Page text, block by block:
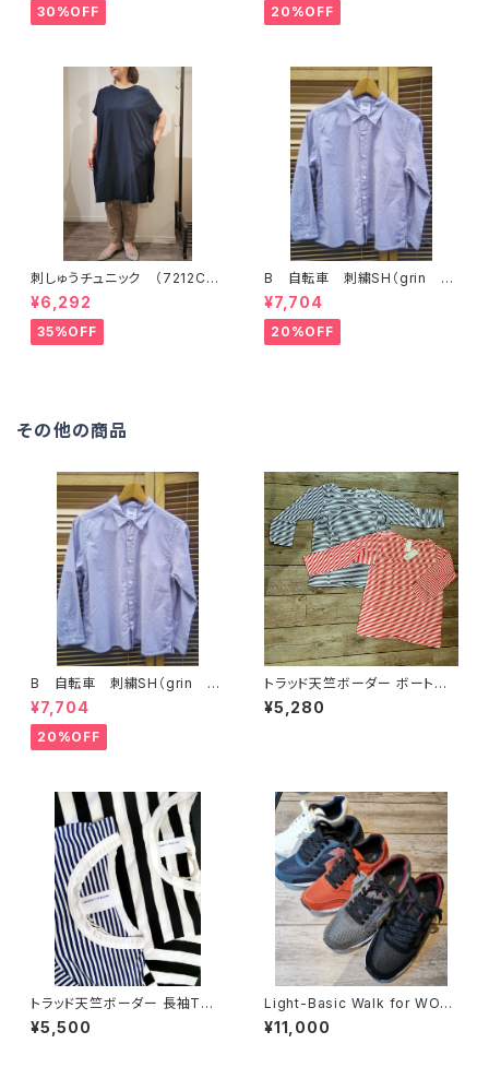
30%OFF 20%OFF
刺しゅうチュニック （7212C01
2) NATURAL LAUNDRY
ナチュラルランドリー
¥6,292
35%OFF
B 自転車 刺繍SH（grin グ
リン）
¥7,704
20%OFF
その他の商品
B 自転車 刺繍SH（grin グ
リン）
¥7,704
20%OFF
トラッド天竺ボーダー ボートネ
ック 7分袖Tシャツ（NATURAL
LAUNDRY ナチュラルランドリ
¥5,280
トラッド天竺ボーダー 長袖Tシ
ャツ（NATURAL LAUNDRY ナ
チュラルランドリー）
¥5,500
Light-Basic Walk for WOM
EN (MID FOOTミッドフット)
¥11,000